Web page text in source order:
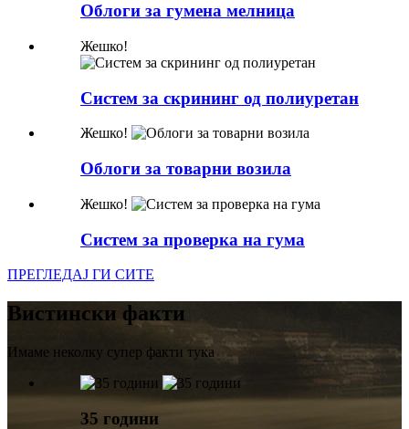
Облоги за гумена мелница
Жешко!
Систем за скрининг од полиуретан
Жешко!
Облоги за товарни возила
Жешко!
Систем за проверка на гума
ПРЕГЛЕДАЈ ГИ СИТЕ
Вистински факти
Имаме неколку супер факти тука
35 години